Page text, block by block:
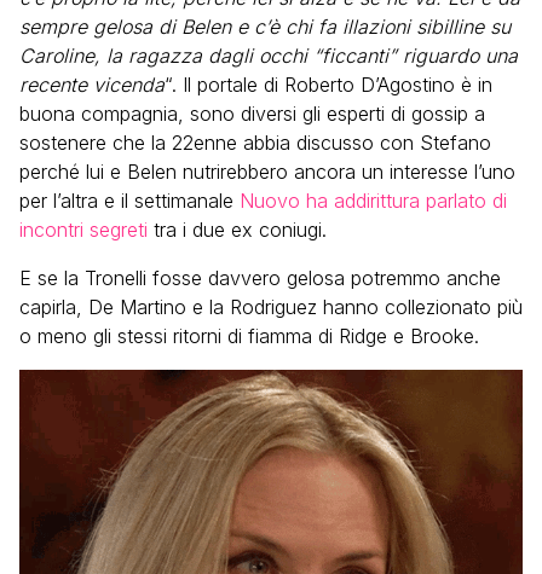
sempre gelosa di Belen e c’è chi fa illazioni sibilline su
Caroline, la ragazza dagli occhi “ficcanti” riguardo una
recente vicenda“. Il portale di Roberto D’Agostino è in
buona compagnia, sono diversi gli esperti di gossip a
sostenere che la 22enne abbia discusso con Stefano
perché lui e Belen nutrirebbero ancora un interesse l’uno
per l’altra e il settimanale Nuovo ha addirittura parlato di
incontri segreti tra i due ex coniugi.
E se la Tronelli fosse davvero gelosa potremmo anche
capirla, De Martino e la Rodriguez hanno collezionato più
o meno gli stessi ritorni di fiamma di Ridge e Brooke.